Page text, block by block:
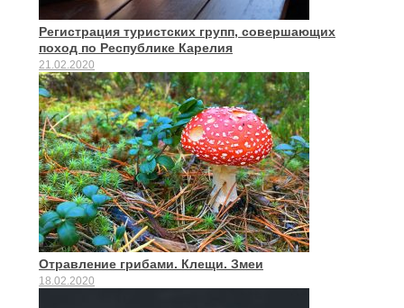
Регистрация туристских групп, совершающих
поход по Республике Карелия
21.02.2020
Отравление грибами. Клещи. Змеи
18.02.2020